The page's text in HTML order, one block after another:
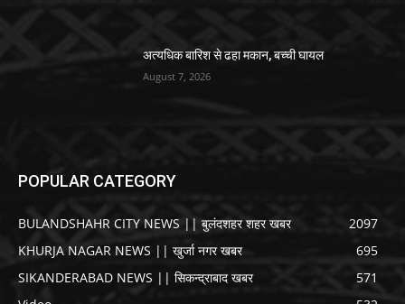
अत्यधिक बारिश से ढहा मकान, बच्ची घायल
August 7, 2026
POPULAR CATEGORY
BULANDSHAHR CITY NEWS || बुलंदशहर शहर खबर
2097
KHURJA NAGAR NEWS || खुर्जा नगर खबर
695
SIKANDERABAD NEWS || सिकन्द्राबाद खबर
571